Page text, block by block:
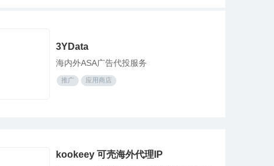
3YData
海内外ASA广告代投服务
推广 应用商店
kookeey 可壳海外代理IP